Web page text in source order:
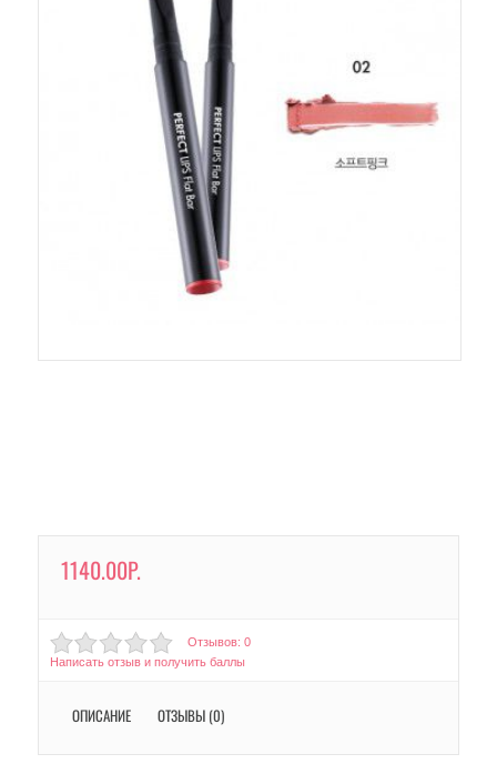
1140.00Р.
Отзывов: 0
Написать отзыв и получить баллы
ОПИСАНИЕ ОТЗЫВЫ (0)